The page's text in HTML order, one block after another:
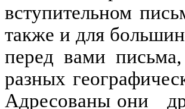
вступительном
также и для
перед вами письма,
разных
Адресованы они